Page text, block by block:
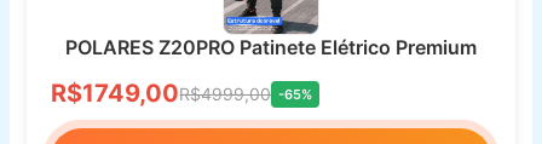
POLARES Z20PRO Patinete Elétrico Premium
R$1749,00R$4999,00 -65%